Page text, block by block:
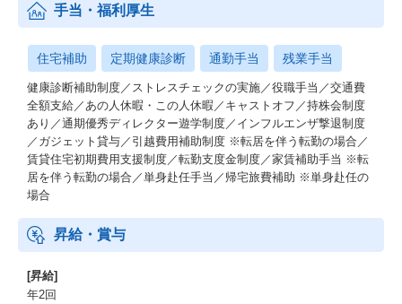
手当・福利厚生
住宅補助 定期健康診断 通勤手当 残業手当
健康診断補助制度／ストレスチェックの実施／役職手当／交通費
全額支給／あの人休暇・この人休暇／キャストオフ／持株会制度
あり／通期優秀ディレクター遊学制度／インフルエンザ撃退制度
／ガジェット貸与／引越費用補助制度 ※転居を伴う転勤の場合／
賃貸住宅初期費用支援制度／転勤支度金制度／家賃補助手当 ※転
居を伴う転勤の場合／単身赴任手当／帰宅旅費補助 ※単身赴任の
場合
昇給・賞与
[昇給]
年2回